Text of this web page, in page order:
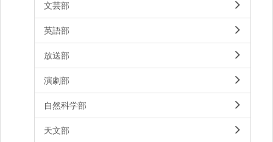
文芸部
英語部
放送部
演劇部
自然科学部
天文部